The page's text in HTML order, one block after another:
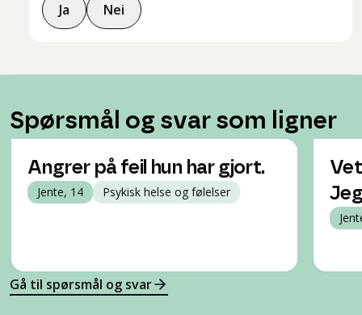
Ja Nei
Spørsmål og svar som ligner
Angrer på feil hun har gjort.
Jente, 14 Psykisk helse og følelser
Gå til spørsmål og svar